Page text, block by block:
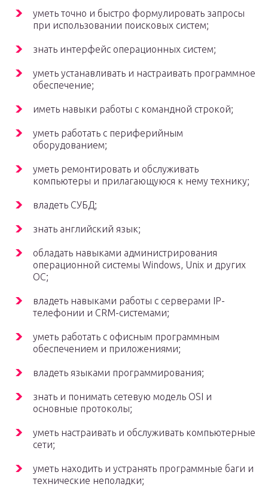
уметь точно и быстро формулировать запросы
при использовании поисковых систем;
знать интерфейс операционных систем;
уметь устанавливать и настраивать программное
обеспечение;
иметь навыки работы с командной строкой;
уметь работать с периферийным
оборудованием;
уметь ремонтировать и обслуживать
компьютеры и прилагающуюся к нему технику;
владеть СУБД;
знать английский язык;
обладать навыками администрирования
операционной системы Windows, Unix и других
ОС;
владеть навыками работы с серверами IP-
телефонии и CRM-системами;
уметь работать с офисным программным
обеспечением и приложениями;
владеть языками программирования;
знать и понимать сетевую модель OSI и
основные протоколы;
уметь настраивать и обслуживать компьютерные
сети;
уметь находить и устранять программные баги и
технические неполадки;